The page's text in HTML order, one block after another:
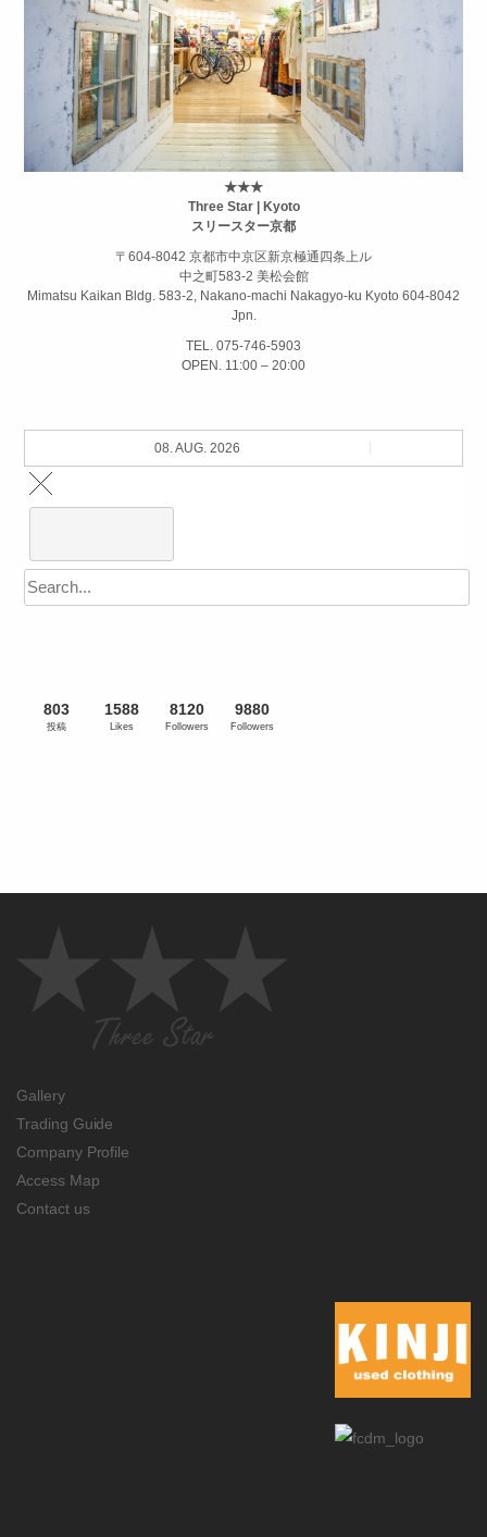
★★★
Three Star | Kyoto
スリースター京都
〒604-8042 京都市中京区新京極通四条上ル
中之町583-2 美松会館
Mimatsu Kaikan Bldg. 583-2, Nakano-machi Nakagyo-ku Kyoto 604-8042
Jpn.
TEL. 075-746-5903
OPEN. 11:00 – 20:00
08. AUG. 2026
803
投稿
1588
Likes
8120
Followers
9880
Followers
Gallery
Trading Guide
Company Profile
Access Map
Contact us